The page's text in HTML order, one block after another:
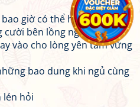
giờ có thể hình dung
cười bên lồng ngực trái
vào cho lòng yên tâm vững
bao dung khi ngủ cùng
lén hỏi